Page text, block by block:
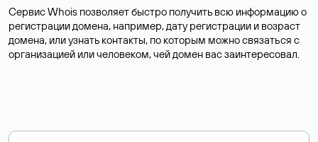
Сервис Whois позволяет быстро получить всю информацию о
регистрации домена, например, дату регистрации и возраст
домена, или узнать контакты, по которым можно связаться с
организацией или человеком, чей домен вас заинтересовал.